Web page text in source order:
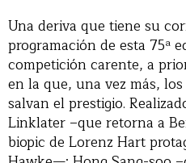
Una deriva que tiene su
programación de esta 75ª
competición carente, a
en la que, una vez más,
salvan el prestigio.
Linklater –que retorna a
biopic de Lorenz Hart